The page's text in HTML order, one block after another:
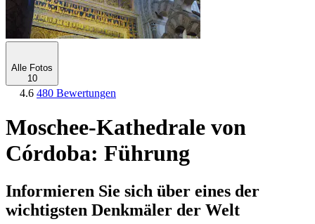
Alle Fotos
10
4.6 480 Bewertungen
Moschee-Kathedrale von
Córdoba: Führung
Informieren Sie sich über eines der
wichtigsten Denkmäler der Welt